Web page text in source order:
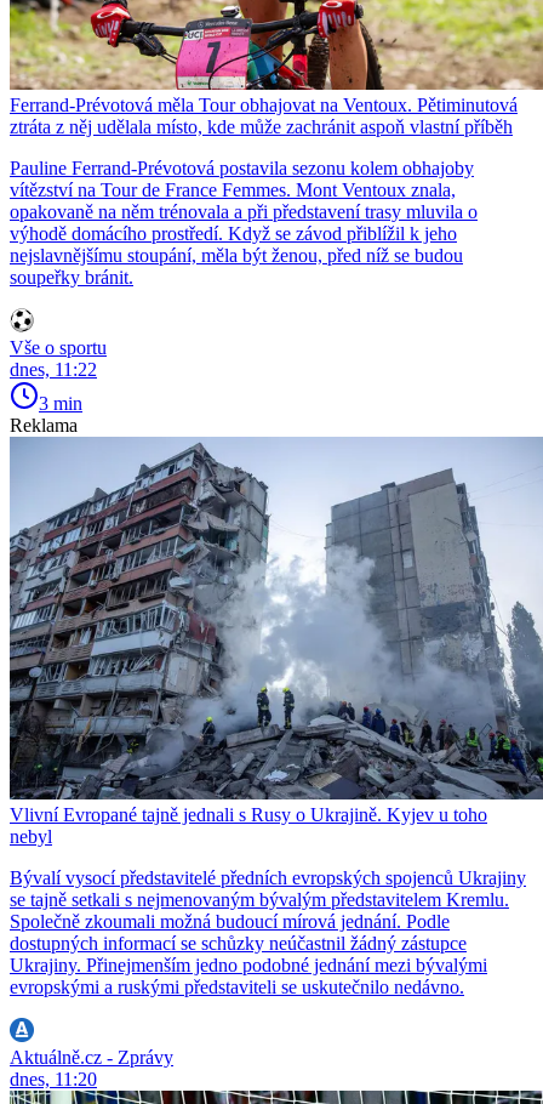
Ferrand-Prévotová měla Tour obhajovat na Ventoux. Pětiminutová
ztráta z něj udělala místo, kde může zachránit aspoň vlastní příběh
Pauline Ferrand-Prévotová postavila sezonu kolem obhajoby
vítězství na Tour de France Femmes. Mont Ventoux znala,
opakovaně na něm trénovala a při představení trasy mluvila o
výhodě domácího prostředí. Když se závod přiblížil k jeho
nejslavnějšímu stoupání, měla být ženou, před níž se budou
soupeřky bránit.
Vše o sportu
dnes, 11:22
3 min
Reklama
Vlivní Evropané tajně jednali s Rusy o Ukrajině. Kyjev u toho
nebyl
Bývalí vysocí představitelé předních evropských spojenců Ukrajiny
se tajně setkali s nejmenovaným bývalým představitelem Kremlu.
Společně zkoumali možná budoucí mírová jednání. Podle
dostupných informací se schůzky neúčastnil žádný zástupce
Ukrajiny. Přinejmenším jedno podobné jednání mezi bývalými
evropskými a ruskými představiteli se uskutečnilo nedávno.
Aktuálně.cz - Zprávy
dnes, 11:20